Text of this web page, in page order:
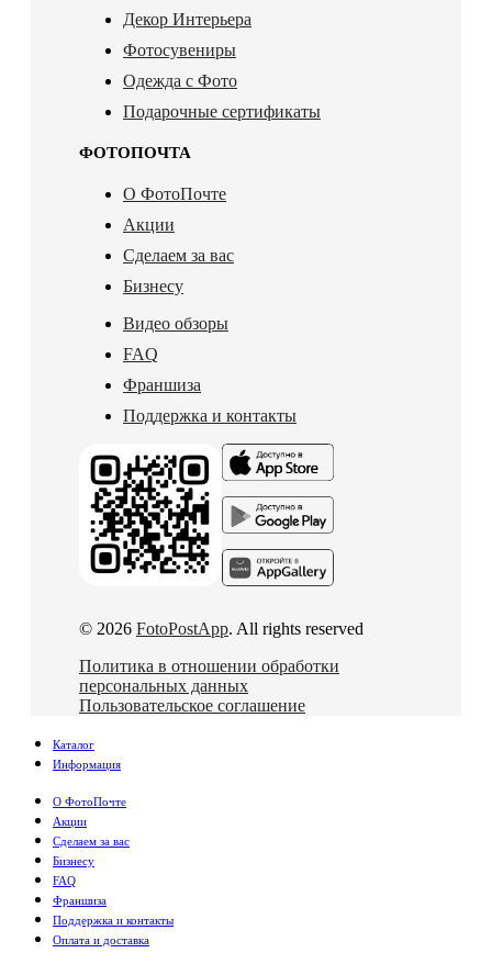
Декор Интерьера
Фотосувениры
Одежда с Фото
Подарочные сертификаты
ФОТОПОЧТА
О ФотоПочте
Акции
Сделаем за вас
Бизнесу
Видео обзоры
FAQ
Франшиза
Поддержка и контакты
© 2026 FotoPostApp. All rights reserved
Политика в отношении обработки
персональных данных
Пользовательское соглашение
Каталог
Информация
О ФотоПочте
Акции
Сделаем за вас
Бизнесу
FAQ
Франшиза
Поддержка и контакты
Оплата и доставка